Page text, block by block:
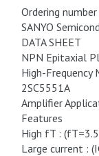
Ordering
SANYO
DATA SHEET
NPN Epitaxial
High-
2SC5551A
Amplifier
Features
High fT :
Large current :